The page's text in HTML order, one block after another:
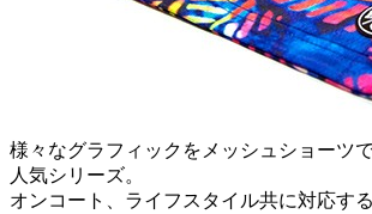
様々なグラフィックをメッシュショーツ
人気シリーズ。
オンコート、ライフスタイル共に対応す